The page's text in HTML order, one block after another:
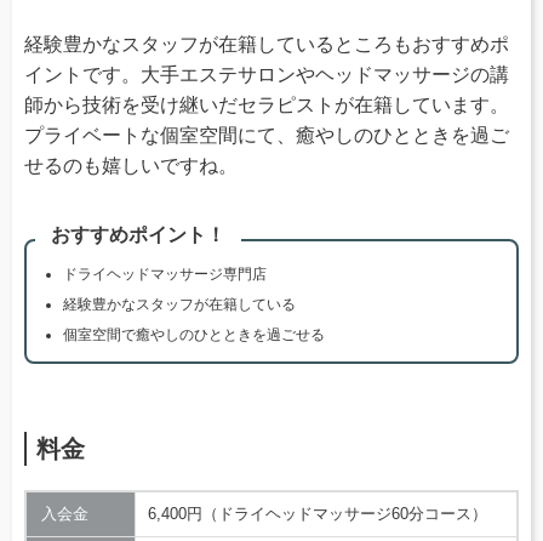
経験豊かなスタッフが在籍しているところもおすすめポ
イントです。大手エステサロンやヘッドマッサージの講
師から技術を受け継いだセラピストが在籍しています。
プライベートな個室空間にて、癒やしのひとときを過ご
せるのも嬉しいですね。
おすすめポイント！
ドライヘッドマッサージ専門店
経験豊かなスタッフが在籍している
個室空間で癒やしのひとときを過ごせる
料金
入会金 6,400円（ドライヘッドマッサージ60分コース）